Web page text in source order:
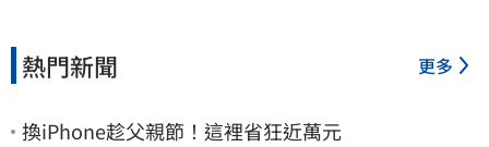
熱門新聞 更多
換iPhone趁父親節！這裡省狂近萬元